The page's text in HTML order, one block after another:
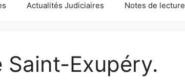
Actualités Judiciaires Notes de lecture
Exupéry.